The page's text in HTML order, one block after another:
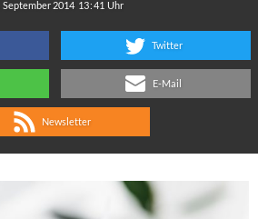
:
Twitter
E-Mail
Newsletter